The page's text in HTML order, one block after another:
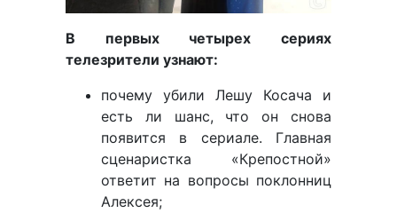
В первых четырех сериях
телезрители узнают:
почему убили Лешу Косача и
есть ли шанс, что он снова
появится в сериале. Главная
сценаристка «Крепостной»
ответит на вопросы поклонниц
Алексея;